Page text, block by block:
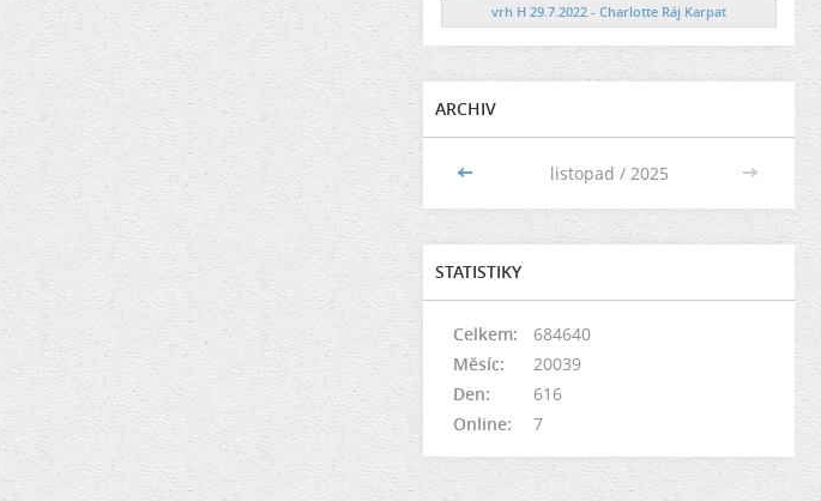
vrh H 29.7.2022 - Charlotte Ráj Karpat
ARCHIV
<< listopad / 2025 >>
STATISTIKY
Online: 7
Celkem:
684640
Měsíc:
20039
Den:
616